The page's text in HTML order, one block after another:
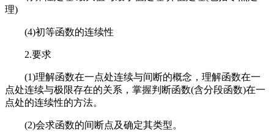
理)
(4)初等函数的连续性
2.要求
(1)理解函数在一点处连续与间断的概念，理解函数在一
点处连续与极限存在的关系，掌握判断函数(含分段函数)在一
点处的连续性的方法。
(2)会求函数的间断点及确定其类型。